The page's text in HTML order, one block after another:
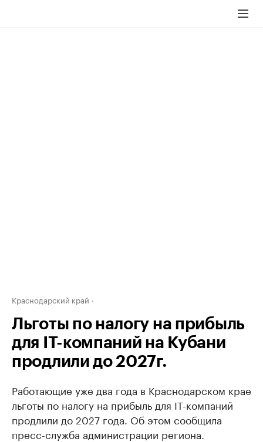
Краснодарский край
Льготы по налогу на прибыль
для IT-компаний на Кубани
продлили до 2027г.
Работающие уже два года в Краснодарском крае
льготы по налогу на прибыль для IT-компаний
продлили до 2027 года. Об этом сообщила
пресс-служба администрации региона.